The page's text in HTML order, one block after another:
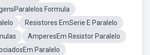
Formula
Resistores EmSerie E Paralelo
AmperesEm Resistor Paralelo
Paralelo